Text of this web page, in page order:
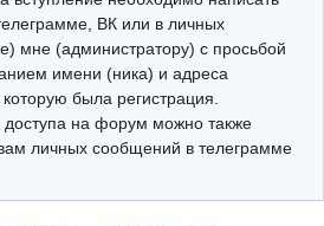
ВК или в личных
мне (администратору) с просьбой
имени (ника) и адреса
была регистрация.
доступа на форум можно также
личных сообщений в телеграмме